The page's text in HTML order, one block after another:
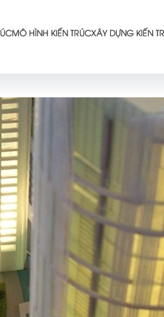
MÔ HÌNH KIẾN TRÚCXÂY DỰNG KIẾN